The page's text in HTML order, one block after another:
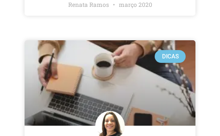
Renata Ramos março 2020
DICAS